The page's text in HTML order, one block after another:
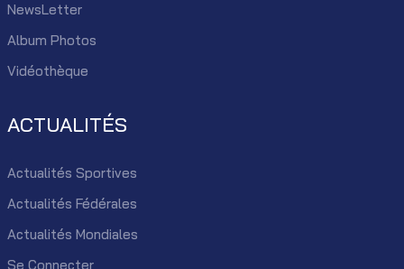
NewsLetter
Album Photos
Vidéothèque
ACTUALITÉS
Actualités Sportives
Actualités Fédérales
Actualités Mondiales
Se Connecter